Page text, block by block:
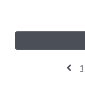
1